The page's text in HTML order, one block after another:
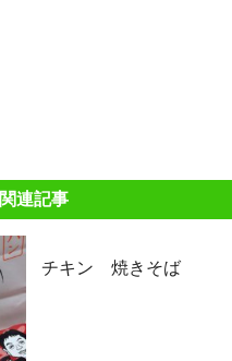
関連記事
チキン 焼きそば